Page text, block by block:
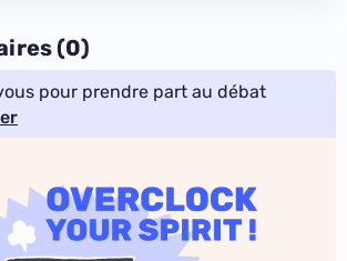
(0)
pour prendre part au débat